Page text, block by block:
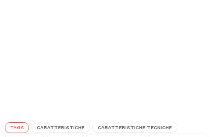
TAGS CARATTERISTICHE CARATTERISTICHE TECNICHE